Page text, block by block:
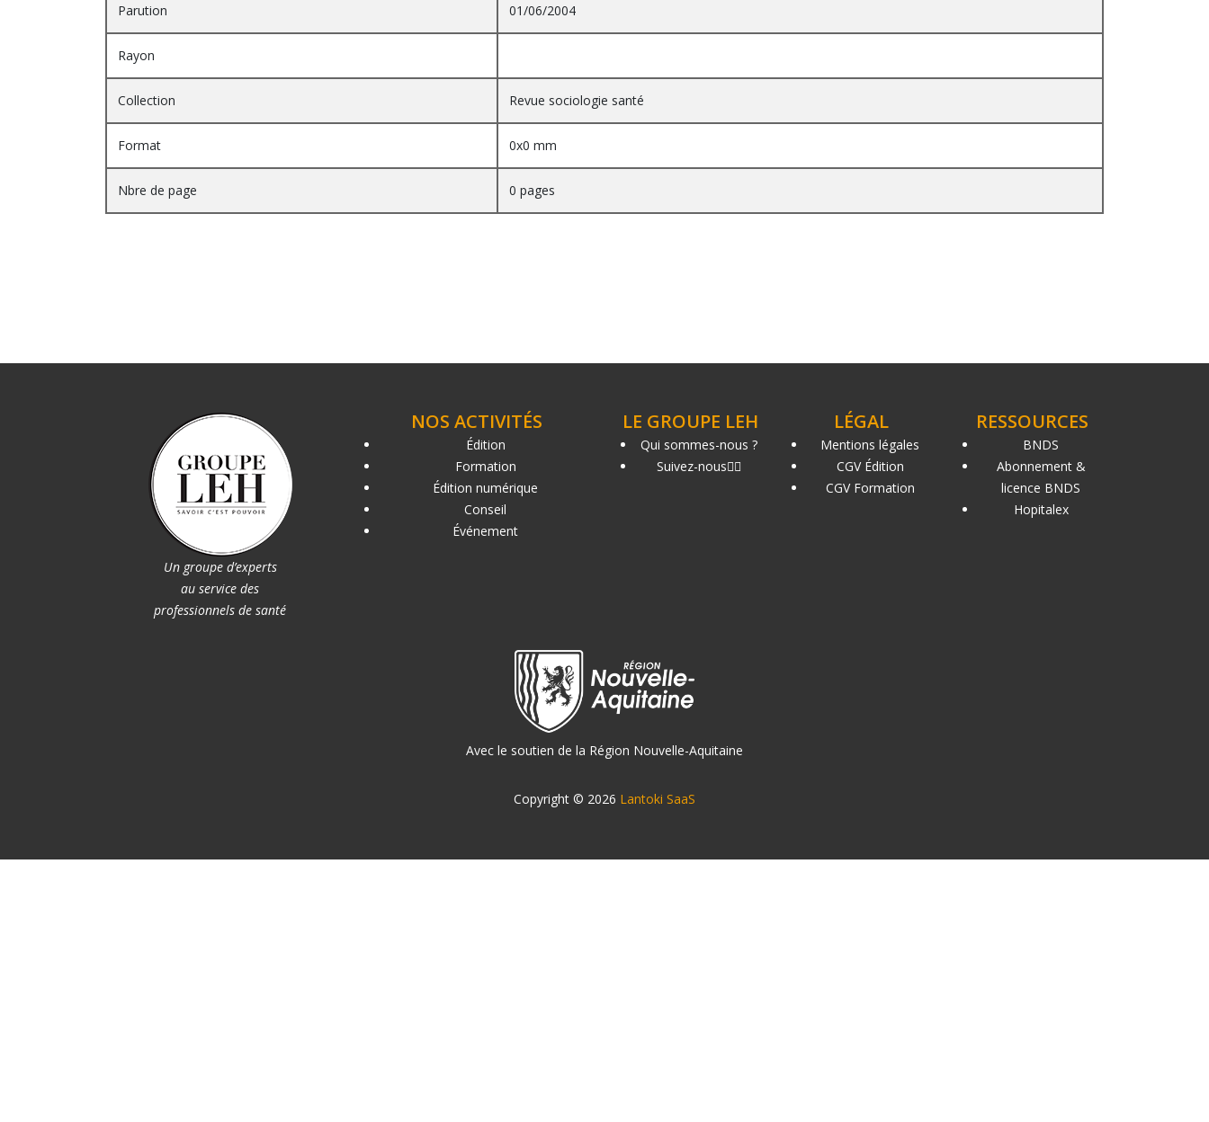
Parution 01/06/2004
Rayon
Collection Revue sociologie santé
Format 0x0 mm
Nbre de page 0 pages
Un groupe d’experts
au service des
professionnels de santé
NOS ACTIVITÉS
Édition
Formation
Édition numérique
Conseil
Événement
LE GROUPE LEH
Qui sommes-nous ?
Suivez-nous
LÉGAL
Mentions légales
CGV Édition
CGV Formation
RESSOURCES
BNDS
Abonnement &
licence BNDS
Hopitalex
Avec le soutien de la Région Nouvelle-Aquitaine
Copyright © 2026 Lantoki SaaS